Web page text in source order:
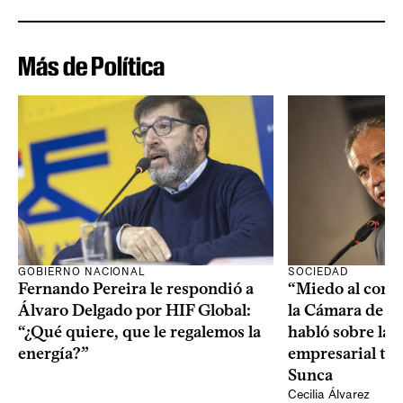
Más de Política
GOBIERNO NACIONAL
Fernando Pereira le respondió a
Álvaro Delgado por HIF Global:
“¿Qué quiere, que le regalemos la
energía?”
SOCIEDAD
“Miedo al
la Cámara de
habló sobre la
empresarial
Sunca
Cecilia Álvarez